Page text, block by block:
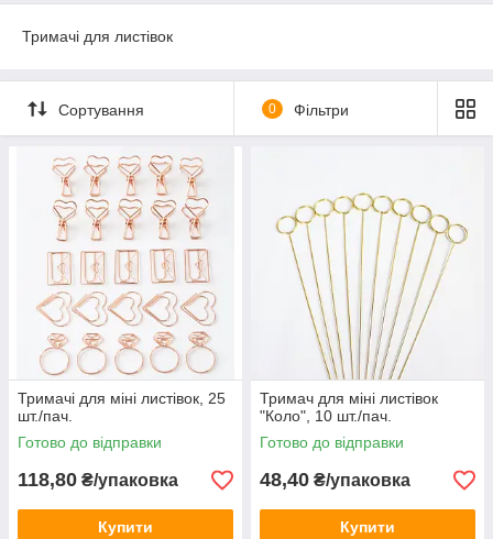
Тримачі для листівок
Сортування 0 Фільтри
Тримачі для міні листівок, 25
шт./пач.
Готово до відправки
118,80 ₴/упаковка
Купити
Тримач для міні листівок
"Коло", 10 шт./пач.
Готово до відправки
48,40 ₴/упаковка
Купити